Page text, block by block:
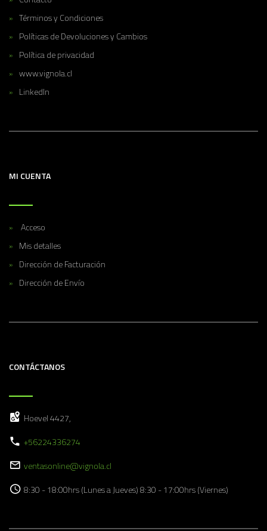
Términos y Condiciones
Políticas de Devoluciones y Cambios
Política de privacidad
www.vignola.cl
LinkedIn
MI CUENTA
Acceso
Mis detalles
Dirección de Facturación
Dirección de Envío
CONTÁCTANOS
Hoevel 4427,
+56224336274
ventasonline@vignola.cl
8:30 - 18:00hrs (Lunes a Jueves) 8:30 - 17:00hrs (Viernes)